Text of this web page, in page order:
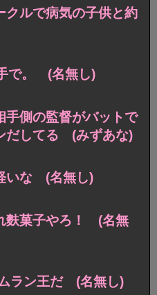
クルで病気の子供と約
で。 (名無し)
手側の監督がバットで
だしてる (みずあな)
いな (名無し)
麩菓子やろ！ (名無
ラン王だ (名無し)